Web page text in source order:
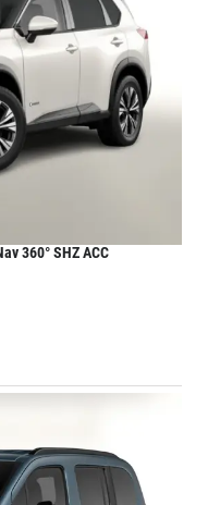
360° SHZ ACC